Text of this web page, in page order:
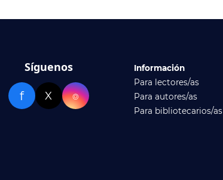
Síguenos
f X ⌾
Información
Para lectores/as
Para autores/as
Para bibliotecarios/as